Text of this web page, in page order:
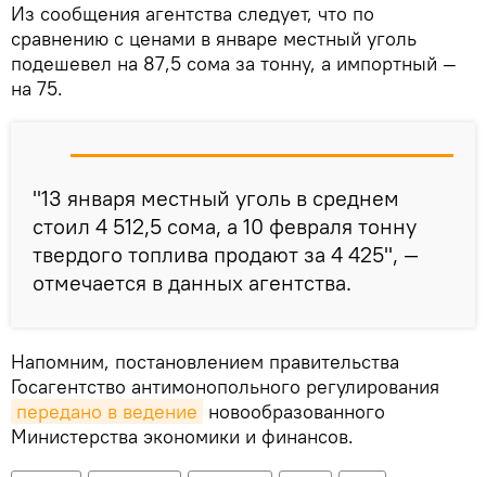
Из сообщения агентства следует, что по
сравнению с ценами в январе местный уголь
подешевел на 87,5 сома за тонну, а импортный —
на 75.
"13 января местный уголь в среднем
стоил 4 512,5 сома, а 10 февраля тонну
твердого топлива продают за 4 425", —
отмечается в данных агентства.
Напомним, постановлением правительства
Госагентство антимонопольного регулирования
передано в ведение новообразованного
Министерства экономики и финансов.